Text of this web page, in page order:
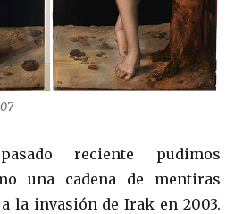
reciente pudimos
una cadena de mentiras
la invasión de Irak en 2003.